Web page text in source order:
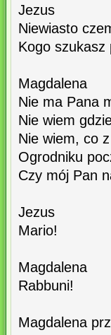
Jezus
Niewiasto
Kogo
Magdalena
Nie ma Pana
Nie wiem
Nie wiem, co
Ogrodniku
Czy mój Pan
Jezus
Mario!
Magdalena
Rabbuni!
Magdalena